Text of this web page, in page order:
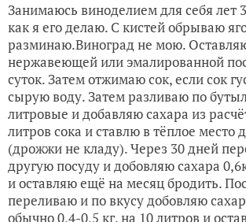
Занимаюсь виноделием для себя лет
как я его делаю. С кистей обрываю
разминаю.Виноград не мою.
нержавеющей или эмалированной
суток. Затем отжимаю сок, если сок
сырую воду. Затем разливаю по
литровые и добавляю сахара из
литров сока и ставлю в тёплое место
(дрожжи не кладу). Через 30 дней
другую посуду и добовляю сахара
и оставляю ещё на месяц бродить.
переливаю и по вкусу добовляю
обычно 0,4-0,5 кг. на 10 литров и